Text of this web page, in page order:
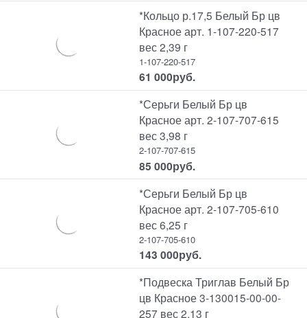
*Кольцо р.17,5 Белый Бр цв
Красное арт. 1-107-220-517
вес 2,39 г
1-107-220-517
61 000руб.
*Серьги Белый Бр цв
Красное арт. 2-107-707-615
вес 3,98 г
2-107-707-615
85 000руб.
*Серьги Белый Бр цв
Красное арт. 2-107-705-610
вес 6,25 г
2-107-705-610
143 000руб.
*Подвеска Триглав Белый Бр
цв Красное 3-130015-00-00-
257 вес 2,13 г